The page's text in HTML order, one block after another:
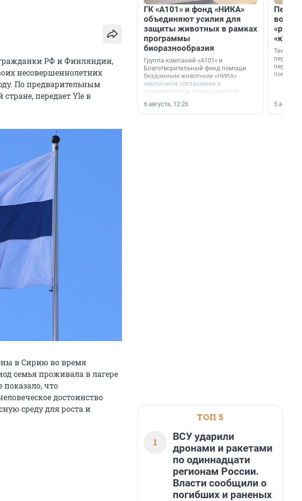
РФ и Финляндии,
несовершеннолетних
. По предварительным
передает Yle в
в Сирию во время
семья проживала в лагере
показало, что
достоинство
среду для роста и
ГК «А101» и фонд «НИКА»
объединяют усилия для
защиты животных в рамках
программы
биоразнообразия
Группа компаний «А101» и
Благотворительный фонд помощи
бездомным животным «НИКА»
заключили соглашение о
стратегическом сотрудничестве.
6 августа, 12:26
5
ТОП 5
1
ВСУ ударили
дронами и ракетами
по одиннадцати
регионам России.
Власти сообщили о
погибших и раненых